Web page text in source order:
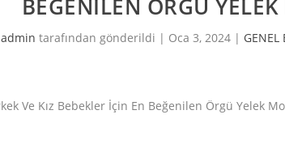
BEĞENILEN ÖRGÜ
admin tarafından gönderildi | Oca 3, 2024| GENEL